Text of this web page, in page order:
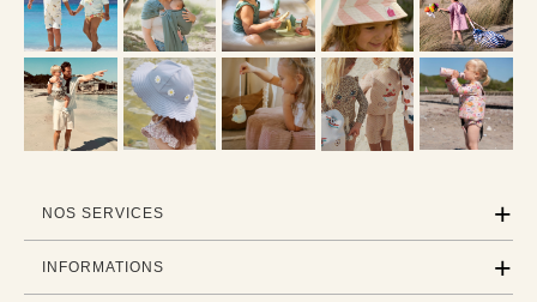
NOS SERVICES
INFORMATIONS